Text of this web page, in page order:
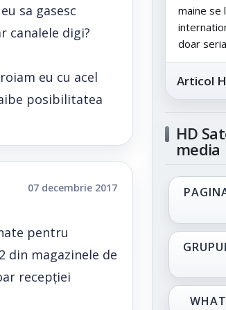
sa gasesc
canalele digi?
eu cu acel
posibilitatea
07 decembrie 2017
pentru
din magazinele de
recepției
maine se
doar
Articol
HD
media